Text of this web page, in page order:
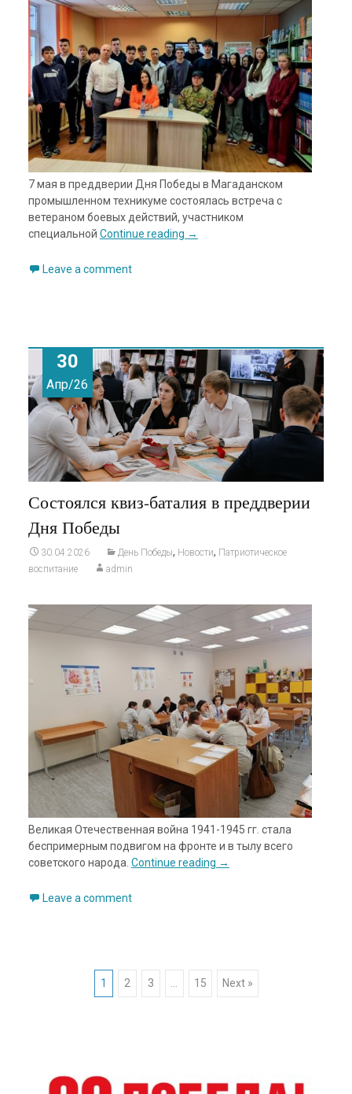
7 мая в преддверии Дня Победы в Магаданском
промышленном техникуме состоялась встреча с
ветераном боевых действий, участником
специальной Continue reading →
Leave a comment
30
Апр/26
Состоялся квиз-баталия в преддверии
Дня Победы
30.04.2026 День Победы, Новости, Патриотическое
воспитание
admin
Великая Отечественная война 1941-1945 гг. стала
беспримерным подвигом на фронте и в тылу всего
советского народа. Continue reading →
Leave a comment
1 2 3 15 Next »